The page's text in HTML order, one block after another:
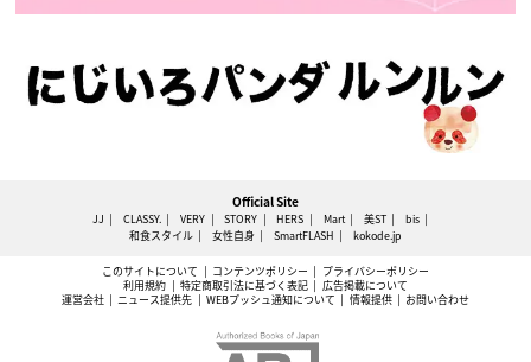
Official Site
JJ CLASSY. VERY STORY HERS Mart 美ST
bis
和食スタイル
女性自身 SmartFLASH kokode.jp
このサイトについて コンテンツポリシー
プライバシーポリシー
利用規約
特定商取引法に基づく表記
広告掲載について
運営会社
ニュース提供先 WEBプッシュ通知について 情報提供 お問い合わせ